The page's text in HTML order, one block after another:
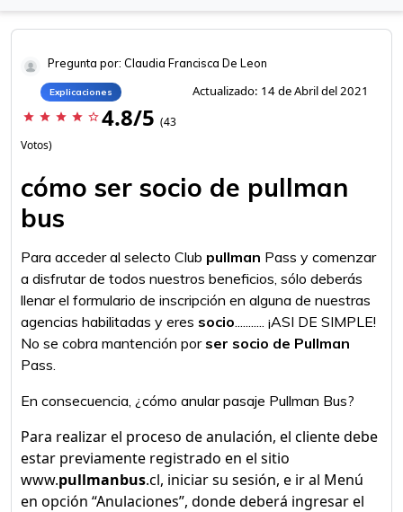
Pregunta por: Claudia Francisca De Leon
Explicaciones Actualizado: 14 de Abril del 2021
star star star star star_border 4.8/5 (43
Votos)
cómo ser socio de pullman
bus
Para acceder al selecto Club pullman Pass y comenzar
a disfrutar de todos nuestros beneficios, sólo deberás
llenar el formulario de inscripción en alguna de nuestras
agencias habilitadas y eres socio........... ¡ASI DE SIMPLE!
No se cobra mantención por ser socio de Pullman
Pass.
En consecuencia, ¿cómo anular pasaje Pullman Bus?
Para realizar el proceso de anulación, el cliente debe
estar previamente registrado en el sitio
www.pullmanbus.cl, iniciar su sesión, e ir al Menú
en opción “Anulaciones”, donde deberá ingresar el